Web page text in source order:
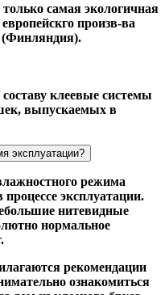
самая экологичная
произв-ва
(Финляндия).
клеевые системы
выпускаемых в
эксплуатации?
режима
процессе эксплуатации.
нитевидные
нормальное
рекомендации
ознакомиться